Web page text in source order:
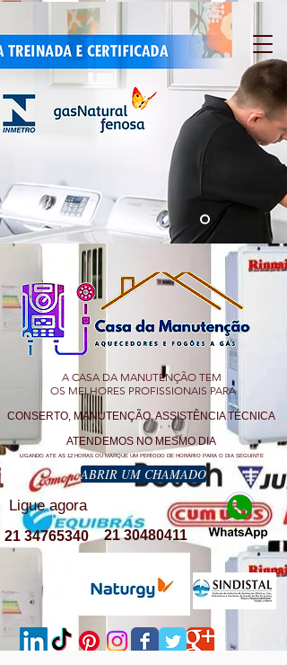
A CASA DA MANUTENÇÃO TEM
OS MELHORES PROFISSIONAIS PARA
CONSERTO, MANUTENÇÃO, ASSISTÊNCIA TÉCNICA
ATENDEMOS NO MESMO DIA
LIGANDO ATE AS 12 HORAS OU MARQUE UM PERÍODO DE HORÁRIO PARA O DIA SEGUINTE
ABRIR UM CHAMADO
Ligue agora
21 30480411
21 34765340